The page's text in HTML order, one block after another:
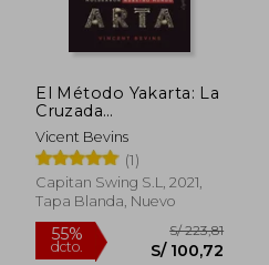
El Método Yakarta: La
Cruzada
Anticomunista de
Washington y el
Programa de Ases
(Ensayo)
Vicent Bevins
(1)
Capitan Swing S.L, 2021,
Tapa Blanda, Nuevo